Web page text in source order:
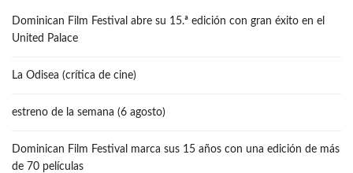
Dominican Film Festival abre su 15.ª edición con gran éxito en el
United Palace
La Odisea (crítica de cine)
estreno de la semana (6 agosto)
Dominican Film Festival marca sus 15 años con una edición de más
de 70 películas